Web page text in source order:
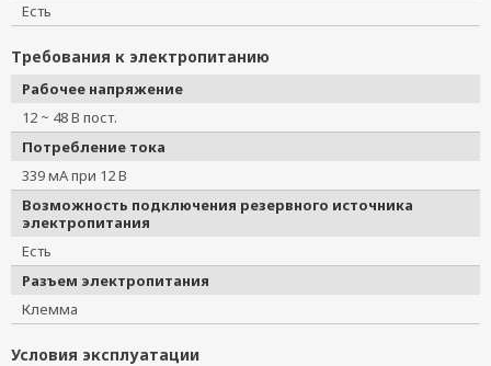
Есть
Требования к электропитанию
Рабочее напряжение
12 ~ 48 В пост.
Потребление тока
339 мА при 12 В
Возможность подключения резервного источника
электропитания
Есть
Разъем электропитания
Клемма
Условия эксплуатации